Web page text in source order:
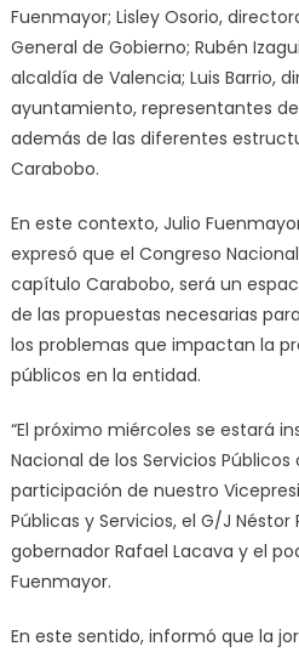
Fuenmayor; Lisley Osorio,
General de Gobierno; Rubén
alcaldía de Valencia; Luis Barrio,
ayuntamiento, representantes de
además de las diferentes
Carabobo.
En este contexto, Julio
expresó que el Congreso
capítulo Carabobo, será un
de las propuestas necesarias
los problemas que impactan la
públicos en la entidad.
“El próximo miércoles se estará
Nacional de los Servicios
participación de nuestro
Públicas y Servicios, el G/J Néstor
gobernador Rafael Lacava y el
Fuenmayor.
En este sentido, informó que la